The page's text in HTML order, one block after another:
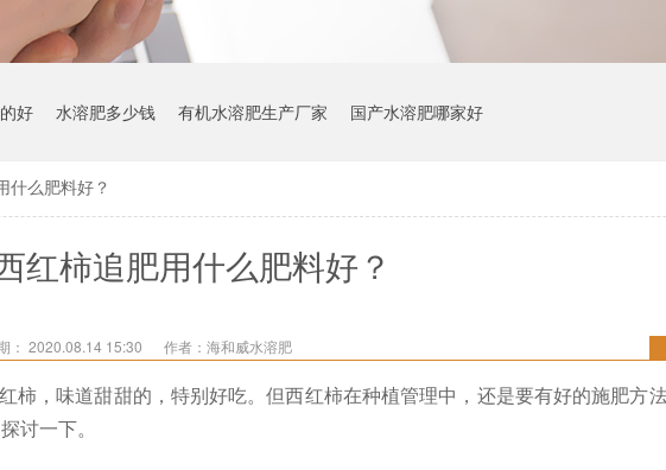
好 水溶肥多少钱 有机水溶肥生产厂家 国产水溶肥哪家好
什么肥料好？
红柿追肥用什么肥料好？
： 2020.08.14 15:30 作者：海和威水溶肥
柿，味道甜甜的，特别好吃。但西红柿在种植管理中，还是要有好的施肥方
讨一下。